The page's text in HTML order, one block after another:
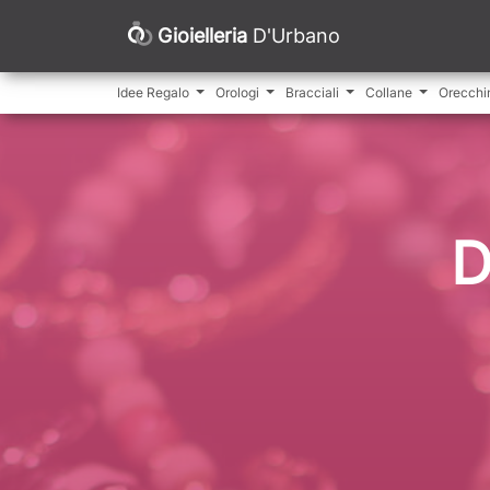
Gioielleria D'Urbano
Idee Regalo Orologi Bracciali Collane